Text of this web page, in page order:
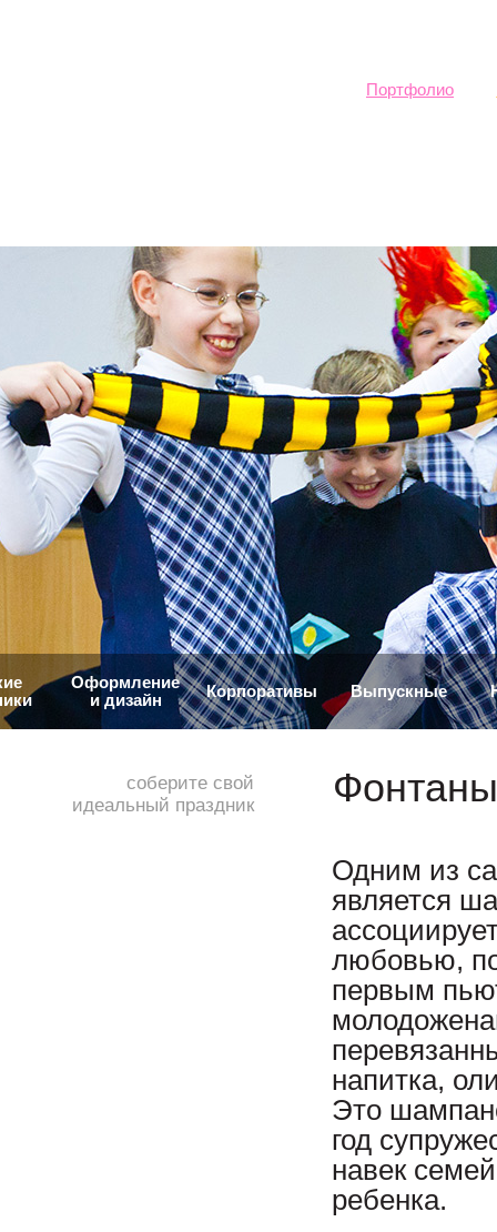
Портфолио
Оформление
и дизайн
Корпоративы Выпускные
соберите свой
идеальный праздник
Одним из
является
любовью,
первым
напитка,
Это
год
навек
ребенка.